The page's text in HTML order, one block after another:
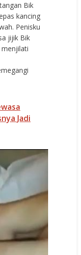
Bik
kancing
Penisku
jijik Bik
menjilati
Jadi